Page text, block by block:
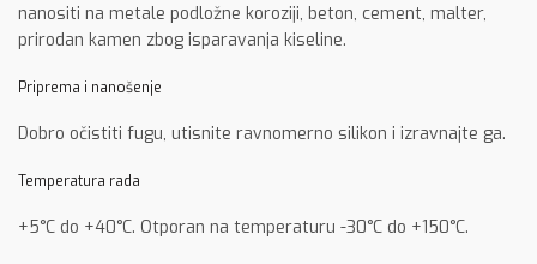
nanositi na metale podložne koroziji, beton, cement, malter,
prirodan kamen zbog isparavanja kiseline.
Priprema i nanošenje
Dobro očistiti fugu, utisnite ravnomerno silikon i izravnajte ga.
Temperatura rada
+5°C do +40°C. Otporan na temperaturu -30°C do +150°C.